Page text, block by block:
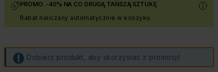
PROMO: -40% NA CO DRUGĄ TAŃSZĄ SZTUKĘ
Rabat naliczany automatycznie w koszyku
Dobierz produkt, aby skorzystać z promocji!